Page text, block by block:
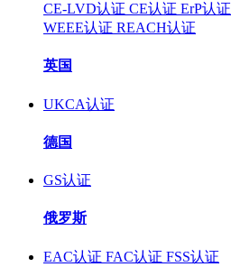
CE-LVD认证 CE认证 ErP认证
WEEE认证 REACH认证
英国
UKCA认证
德国
GS认证
俄罗斯
EAC认证 FAC认证 FSS认证